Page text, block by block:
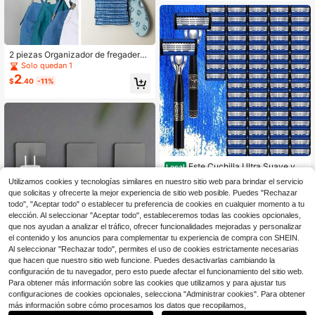
2 piezas Organizador de fregadero
de acero inoxidable para baño y co
cina, estante de almacenamiento, s
oporte adhesivo sin perforación que
r esponjas, telas, latas de té y tuberí
as de drenaje - Accesorios esencial
es para baño y cocina, puede maxi
y facilitar la limpieza de vuelta al co
Solo quedan 1
$2.40 -11%
Local Este Cuchilla Ultra Suave y El
mplazables Ultra Afiladas de Acero
Inoxidable, Ofreciendo Filo, Suavida
d y . Equipado con Dos Mangos Có
modos Antideslizantes, Es una Herr
amienta de Afeitado Esencial para
Hombres
$11.50 -43%
4-5 días hábiles
1
0
Utilizamos cookies y tecnologías similares en nuestro sitio web para brindar el servicio
que solicitas y ofrecerte la mejor experiencia de sitio web posible. Puedes "Rechazar
todo", "Aceptar todo" o establecer tu preferencia de cookies en cualquier momento a tu
elección. Al seleccionar "Aceptar todo", estableceremos todas las cookies opcionales,
que nos ayudan a analizar el tráfico, ofrecer funcionalidades mejoradas y personalizar
el contenido y los anuncios para complementar tu experiencia de compra con SHEIN.
Al seleccionar "Rechazar todo", permites el uso de cookies estrictamente necesarias
que hacen que nuestro sitio web funcione. Puedes desactivarlas cambiando la
configuración de tu navegador, pero esto puede afectar el funcionamiento del sitio web.
Para obtener más información sobre las cookies que utilizamos y para ajustar tus
configuraciones de cookies opcionales, selecciona "Administrar cookies". Para obtener
más información sobre cómo procesamos los datos que recopilamos,